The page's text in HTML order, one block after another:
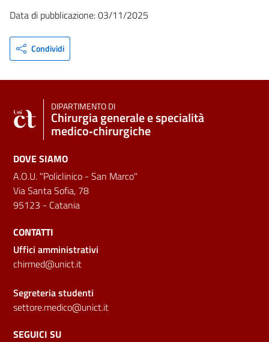
Data di pubblicazione: 03/11/2025
Condividi
DIPARTIMENTO DI
Chirurgia generale e specialità
medico‑chirurgiche
DOVE SIAMO
A.O.U. "Policlinico - San Marco"
Via Santa Sofia, 78
95123 - Catania
CONTATTI
Uffici amministrativi
chirmed@unict.it
Segreteria studenti
settore.medico@unict.it
SEGUICI SU